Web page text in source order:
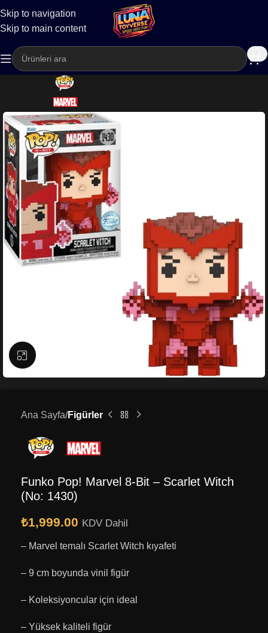
Skip to navigation
Skip to main content
Kargo
Büyütmek için tıklayın
Ana Sayfa Figürler
Funko Pop! Marvel 8-Bit – Scarlet Witch
(No: 1430)
₺1,999.00 KDV Dahil
– Marvel temalı Scarlet Witch kıyafeti
– 9 cm boyunda vinil figür
– Koleksiyoncular için ideal
– Yüksek kaliteli figür